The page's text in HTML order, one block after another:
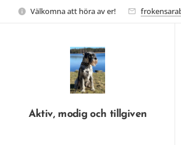
Välkomna att höra av er!
Aktiv, modig och tillgiven